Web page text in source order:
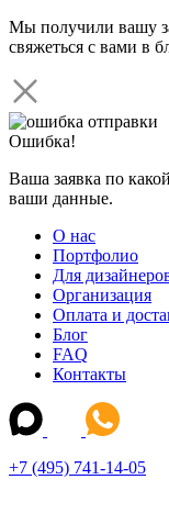
Мы получили вашу
свяжеться с вами в
Ошибка!
Ваша заявка по
ваши данные.
О нас
Портфолио
Для
Организация
Оплата и
Блог
FAQ
Контакты
+7 (495) 741-14-05